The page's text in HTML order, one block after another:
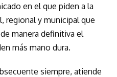
en el que piden a la
regional y municipal que
manera definitiva el
más mano dura.
siempre, atiende